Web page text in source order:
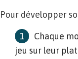
Pour développer
Chaque
jeu sur leur